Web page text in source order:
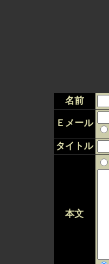
名前
Ｅメール
タイトル
本文